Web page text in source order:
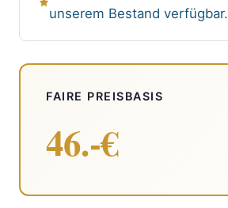
unserem Bestand verfügbar.
FAIRE PREISBASIS
46.-€